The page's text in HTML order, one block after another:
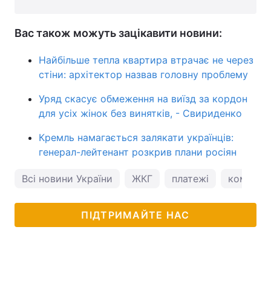
Вас також можуть зацікавити новини:
Найбільше тепла квартира втрачає не через
стіни: архітектор назвав головну проблему
Уряд скасує обмеження на виїзд за кордон
для усіх жінок без винятків, - Свириденко
Кремль намагається залякати українців:
генерал-лейтенант розкрив плани росіян
Всі новини України ЖКГ платежі
ПІДТРИМАЙТЕ НАС